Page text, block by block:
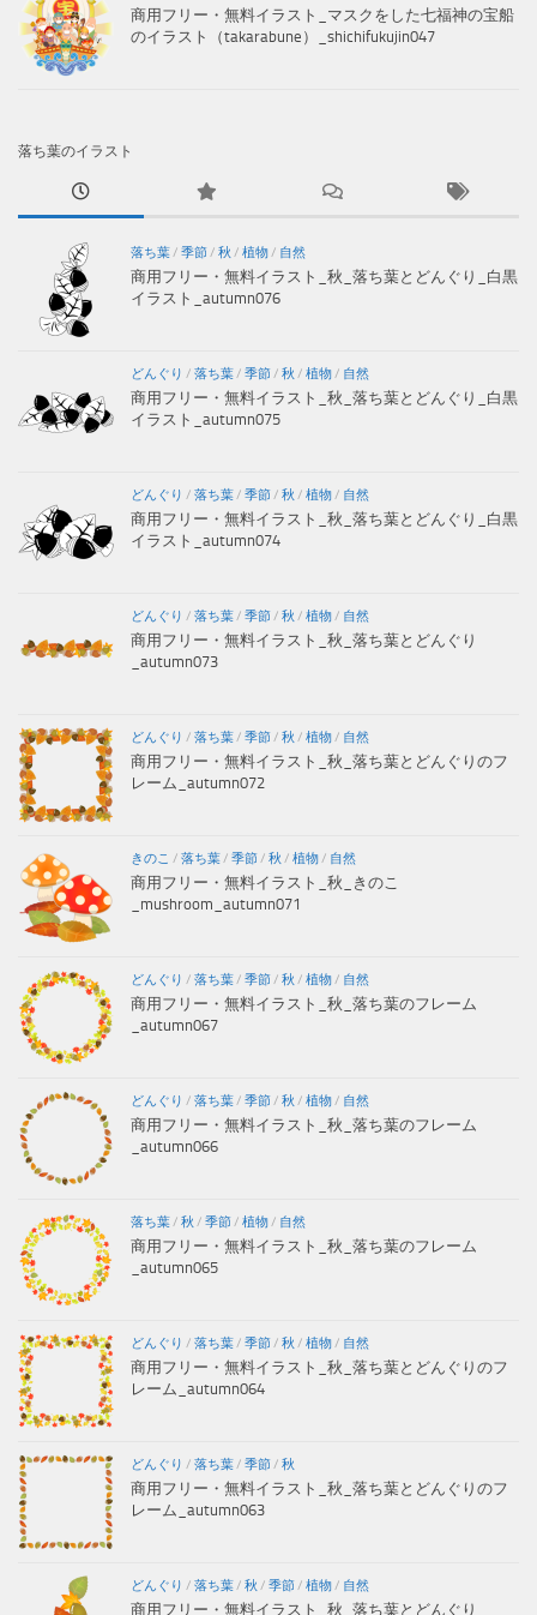
商用フリー・無料イラスト_マスクをした七福神の宝船
のイラスト（takarabune）_shichifukujin047
落ち葉のイラスト
落ち葉 / 季節 / 秋 / 植物 / 自然
商用フリー・無料イラスト_秋_落ち葉とどんぐり_白黒
イラスト_autumn076
どんぐり / 落ち葉 / 季節 / 秋 / 植物 / 自然
商用フリー・無料イラスト_秋_落ち葉とどんぐり_白黒
イラスト_autumn075
どんぐり / 落ち葉 / 季節 / 秋 / 植物 / 自然
商用フリー・無料イラスト_秋_落ち葉とどんぐり_白黒
イラスト_autumn074
どんぐり / 落ち葉 / 季節 / 秋 / 植物 / 自然
商用フリー・無料イラスト_秋_落ち葉とどんぐり
_autumn073
どんぐり / 落ち葉 / 季節 / 秋 / 植物 / 自然
商用フリー・無料イラスト_秋_落ち葉とどんぐりのフ
レーム_autumn072
きのこ / 落ち葉 / 季節 / 秋 / 植物 / 自然
商用フリー・無料イラスト_秋_きのこ
_mushroom_autumn071
どんぐり / 落ち葉 / 季節 / 秋 / 植物 / 自然
商用フリー・無料イラスト_秋_落ち葉のフレーム
_autumn067
どんぐり / 落ち葉 / 季節 / 秋 / 植物 / 自然
商用フリー・無料イラスト_秋_落ち葉のフレーム
_autumn066
落ち葉 / 秋 / 季節 / 植物 / 自然
商用フリー・無料イラスト_秋_落ち葉のフレーム
_autumn065
どんぐり / 落ち葉 / 季節 / 秋 / 植物 / 自然
商用フリー・無料イラスト_秋_落ち葉とどんぐりのフ
レーム_autumn064
どんぐり / 落ち葉 / 季節 / 秋
商用フリー・無料イラスト_秋_落ち葉とどんぐりのフ
レーム_autumn063
どんぐり / 落ち葉 / 秋 / 季節 / 植物 / 自然
商用フリー・無料イラスト_秋_落ち葉とどんぐり